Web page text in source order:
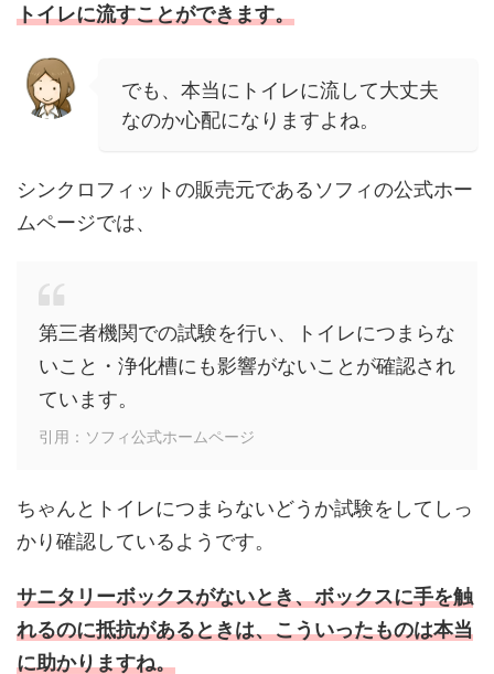
トイレに流すことができます。
でも、本当にトイレに流して大丈夫
なのか心配になりますよね。
シンクロフィットの販売元であるソフィの公式ホー
ムページでは、
第三者機関での試験を行い、トイレにつまらな
いこと・浄化槽にも影響がないことが確認され
ています。
引用：ソフィ公式ホームページ
ちゃんとトイレにつまらないどうか試験をしてしっ
かり確認しているようです。
サニタリーボックスがないとき、ボックスに手を触
れるのに抵抗があるときは、こういったものは本当
に助かりますね。